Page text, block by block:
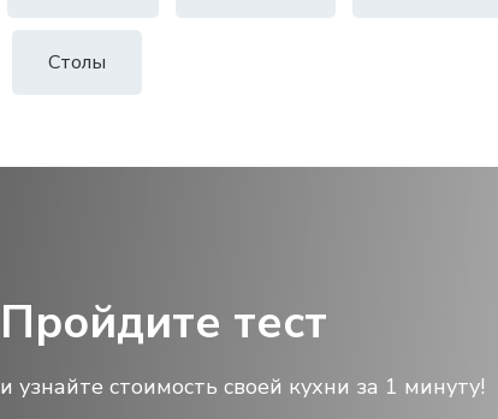
Столы
Пройдите тест
и узнайте стоимость своей кухни за 1 минуту!